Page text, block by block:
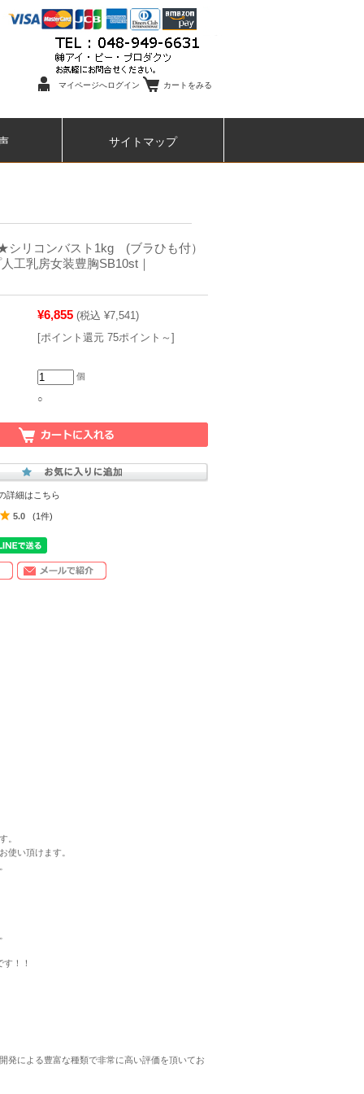
マイページへログイン カートをみる
サイトマップ
リコンバスト1kg (ブラひも付）
工乳房女装豊胸SB10st｜
¥6,855 (税込 ¥7,541)
[ポイント還元 75ポイント～]
個
○
詳細はこちら
5.0 (1件)
。
使い頂けます。
す！！
発による豊富な種類で非常に高い評価を頂いてお